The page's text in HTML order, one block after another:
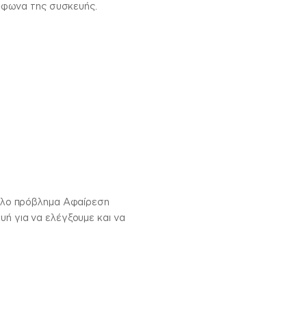
της συσκευής.
πρόβλημα Αφαίρεση
για να ελέγξουμε και να